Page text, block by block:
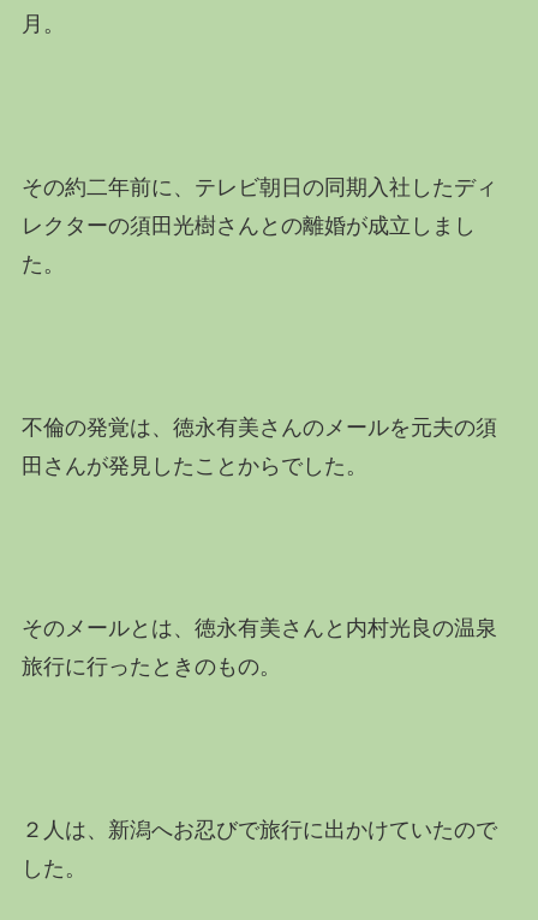
月。
その約二年前に、テレビ朝日の同期入社したディ
レクターの須田光樹さんとの離婚が成立しまし
た。
不倫の発覚は、徳永有美さんのメールを元夫の須
田さんが発見したことからでした。
そのメールとは、徳永有美さんと内村光良の温泉
旅行に行ったときのもの。
２人は、新潟へお忍びで旅行に出かけていたので
した。